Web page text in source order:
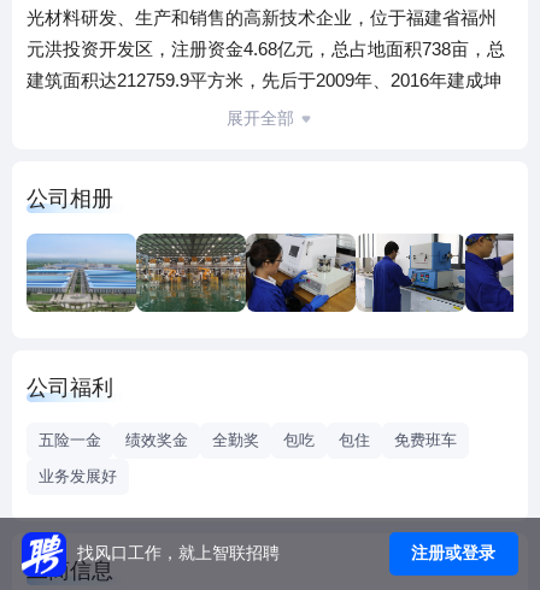
光材料研发、生产和销售的高新技术企业，位于福建省福州
元洪投资开发区，注册资金4.68亿元，总占地面积738亩，总
建筑面积达212759.9平方米，先后于2009年、2016年建成坤
彩一期、坤彩二期并投产。2017年4月，坤彩科技在上海证券
——福建富仕新材料有限责任公司和正太新材料科技有限责
任公司，主营二氯氧钛、三氯化铁、二氧化钛以及氧化铁等
产品。
坤彩科技自设立以来，公司始终秉承“归零跨越”的创新理念，
利，拥有多项商业保密技术和超过30个系列、800品种产品；
第一，其产品广泛应用于涂料、塑料、汽车、化妆品、油
墨、皮革、陶瓷、建材、种子包衣等行业。
坤彩科技在国内拥有超过30家特约经销商，在国际市场上拥
有超过80家经销商。同时，在荷兰、美国、印度等地分别设
展开全部
公司相册
公司福利
五险一金 绩效奖金 全勤奖 包吃 包住
免费班车
业务发展好
工商信息
找风口工作，就上智联招聘 注册或登录